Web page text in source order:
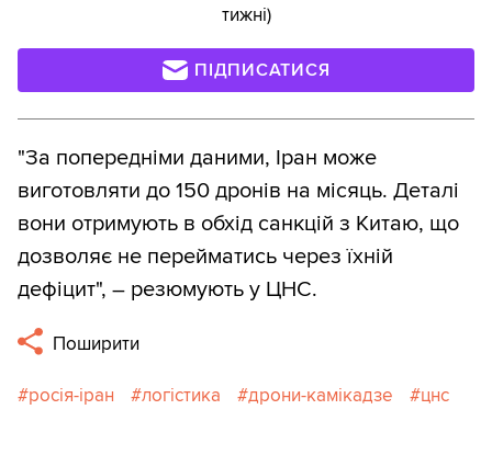
тижні)
ПІДПИСАТИСЯ
"За попередніми даними, Іран може
виготовляти до 150 дронів на місяць. Деталі
вони отримують в обхід санкцій з Китаю, що
дозволяє не перейматись через їхній
дефіцит", – резюмують у ЦНС.
Поширити
росія-іран логістика дрони-камікадзе цнс